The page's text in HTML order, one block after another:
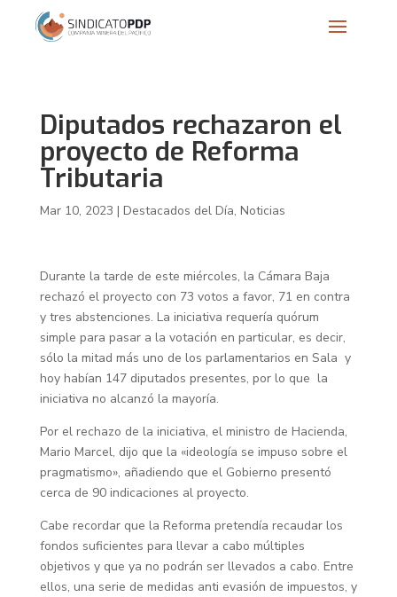
Diputados rechazaron el
proyecto de Reforma
Tributaria
Mar 10, 2023 | Destacados del Día, Noticias
Durante la tarde de este miércoles, la Cámara Baja
rechazó el proyecto con 73 votos a favor, 71 en contra
y tres abstenciones. La iniciativa requería quórum
simple para pasar a la votación en particular, es decir,
sólo la mitad más uno de los parlamentarios en Sala y
hoy habían 147 diputados presentes, por lo que la
iniciativa no alcanzó la mayoría.
Por el rechazo de la iniciativa, el ministro de Hacienda,
Mario Marcel, dijo que la «ideología se impuso sobre el
pragmatismo», añadiendo que el Gobierno presentó
cerca de 90 indicaciones al proyecto.
Cabe recordar que la Reforma pretendía recaudar los
fondos suficientes para llevar a cabo múltiples
objetivos y que ya no podrán ser llevados a cabo. Entre
ellos, una serie de medidas anti evasión de impuestos, y